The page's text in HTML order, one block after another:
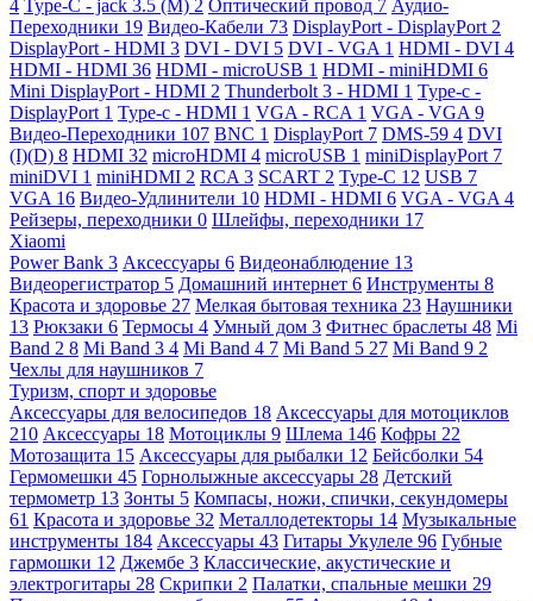
4 Type-C - jack 3.5 (M) 2 Оптический провод 7 Аудио-
Переходники 19 Видео-Кабели 73 DisplayPort - DisplayPort 2
DisplayPort - HDMI 3 DVI - DVI 5 DVI - VGA 1 HDMI - DVI 4
HDMI - HDMI 36 HDMI - microUSB 1 HDMI - miniHDMI 6
Mini DisplayPort - HDMI 2 Thunderbolt 3 - HDMI 1 Type-c -
DisplayPort 1 Type-c - HDMI 1 VGA - RCA 1 VGA - VGA 9
Видео-Переходники 107 BNC 1 DisplayPort 7 DMS-59 4 DVI
(I)(D) 8 HDMI 32 microHDMI 4 microUSB 1 miniDisplayPort 7
miniDVI 1 miniHDMI 2 RCA 3 SCART 2 Type-C 12 USB 7
VGA 16 Видео-Удлинители 10 HDMI - HDMI 6 VGA - VGA 4
Рейзеры, переходники 0 Шлейфы, переходники 17
Xiaomi
Power Bank 3 Аксессуары 6 Видеонаблюдение 13
Видеорегистратор 5 Домашний интернет 6 Инструменты 8
Красота и здоровье 27 Мелкая бытовая техника 23 Наушники
13 Рюкзаки 6 Термосы 4 Умный дом 3 Фитнес браслеты 48 Mi
Band 2 8 Mi Band 3 4 Mi Band 4 7 Mi Band 5 27 Mi Band 9 2
Чехлы для наушников 7
Туризм, спорт и здоровье
Аксессуары для велосипедов 18 Аксессуары для мотоциклов
210 Аксессуары 18 Мотоциклы 9 Шлема 146 Кофры 22
Мотозащита 15 Аксессуары для рыбалки 12 Бейсболки 54
Гермомешки 45 Горнолыжные аксессуары 28 Детский
термометр 13 Зонты 5 Компасы, ножи, спички, секундомеры
61 Красота и здоровье 32 Металлодетекторы 14 Музыкальные
инструменты 184 Аксессуары 43 Гитары Укулеле 96 Губные
гармошки 12 Джембе 3 Классические, акустические и
электрогитары 28 Скрипки 2 Палатки, спальные мешки 29